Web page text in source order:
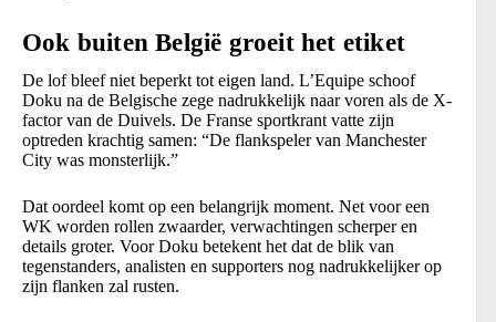
Ook buiten België groeit het etiket
De lof bleef niet beperkt tot eigen land. L’Equipe schoof
Doku na de Belgische zege nadrukkelijk naar voren als de X-
factor van de Duivels. De Franse sportkrant vatte zijn
optreden krachtig samen: “De flankspeler van Manchester
City was monsterlijk.”
Dat oordeel komt op een belangrijk moment. Net voor een
WK worden rollen zwaarder, verwachtingen scherper en
details groter. Voor Doku betekent het dat de blik van
tegenstanders, analisten en supporters nog nadrukkelijker op
zijn flanken zal rusten.